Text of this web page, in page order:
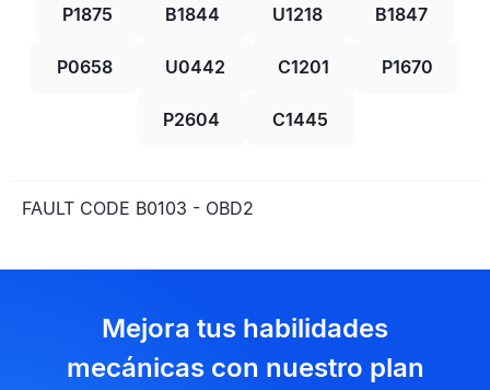
P1875 B1844 U1218 B1847
P0658 U0442 C1201 P1670
P2604 C1445
FAULT CODE B0103 - OBD2
Mejora tus habilidades
mecánicas con nuestro plan